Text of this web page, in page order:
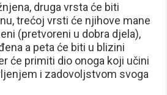
druga vrsta će biti
trećoj vrsti će njihove mane
(pretvoreni u dobra djela),
a peta će biti u blizini
će primiti dio onoga koji učini
i zadovoljstvom svoga